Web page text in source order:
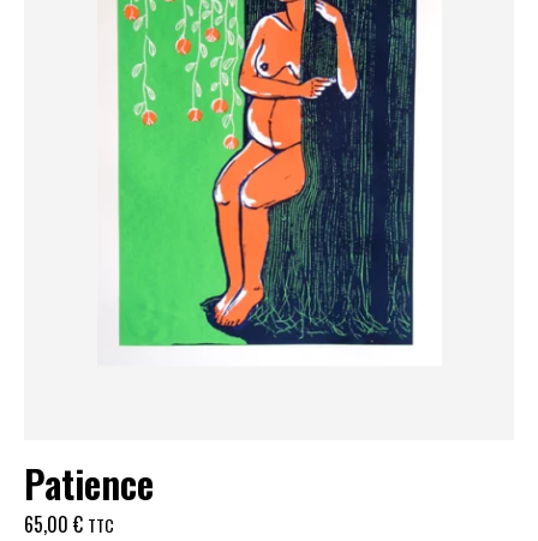
Patience
65,00 € TTC